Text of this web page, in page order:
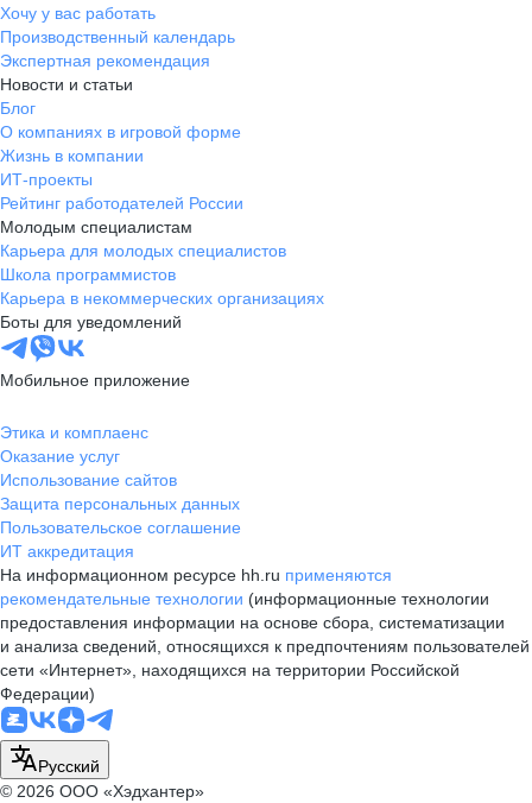
Хочу у вас работать
Производственный календарь
Экспертная рекомендация
Новости и статьи
Блог
О компаниях в игровой форме
Жизнь в компании
ИТ-проекты
Рейтинг работодателей России
Молодым специалистам
Карьера для молодых специалистов
Школа программистов
Карьера в некоммерческих организациях
Боты для уведомлений
Мобильное приложение
Этика и комплаенс
Оказание услуг
Использование сайтов
Защита персональных данных
Пользовательское соглашение
ИТ аккредитация
На информационном ресурсе hh.ru применяются
рекомендательные технологии (информационные технологии
предоставления информации на основе сбора, систематизации
и анализа сведений, относящихся к предпочтениям пользователей
сети «Интернет», находящихся на территории Российской
Федерации)
Русский
© 2026 ООО «Хэдхантер»